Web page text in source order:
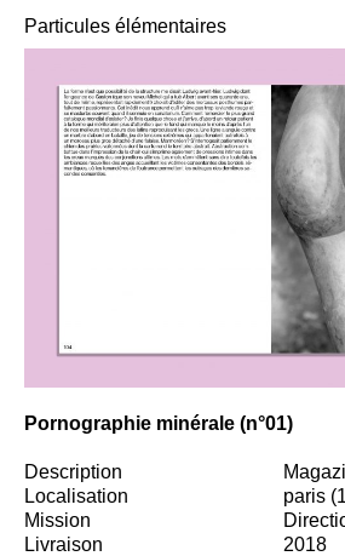
Particules élémentaires
Pornographie minérale (n°01)
Description
Localisation
paris
Mission
Livraison
2018